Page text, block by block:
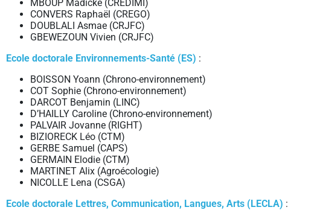
MBOUP Madicke (CREDIMI)
CONVERS Raphaël (CREGO)
DOUBLALI Asmae (CRJFC)
GBEWEZOUN Vivien (CRJFC)
Ecole doctorale Environnements-Santé (ES) :
BOISSON Yoann (Chrono-environnement)
COT Sophie (Chrono-environnement)
DARCOT Benjamin (LINC)
D’HAILLY Caroline (Chrono-environnement)
PALVAIR Jovanne (RIGHT)
BIZIORECK Léo (CTM)
GERBE Samuel (CAPS)
GERMAIN Elodie (CTM)
MARTINET Alix (Agroécologie)
NICOLLE Lena (CSGA)
Ecole doctorale Lettres, Communication, Langues, Arts (LECLA) :